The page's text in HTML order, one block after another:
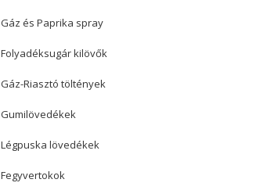
Gáz és Paprika spray
Folyadéksugár kilövők
Gáz-Riasztó töltények
Gumilövedékek
Légpuska lövedékek
Fegyvertokok